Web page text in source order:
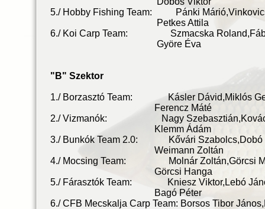
5./ Hobby Fishing Team: Pánki
Petkes Attila
6./ Koi Carp Team: Szmacska
Györe Éva
"B" Szektor
1./ Borzasztó Team: Kásler
Ferencz Máté
2./ Vizmanók: Nagy
Klemm Ádám
3./ Bunkók Team 2.0: Kővári
Weimann Zoltán
4./ Mocsing Team: Molnár
Görcsi Hanga
5./ Fárasztók Team: Kniesz
Bagó Péter
6./ CFB Mecskalja Carp Team: Borsos Tibor